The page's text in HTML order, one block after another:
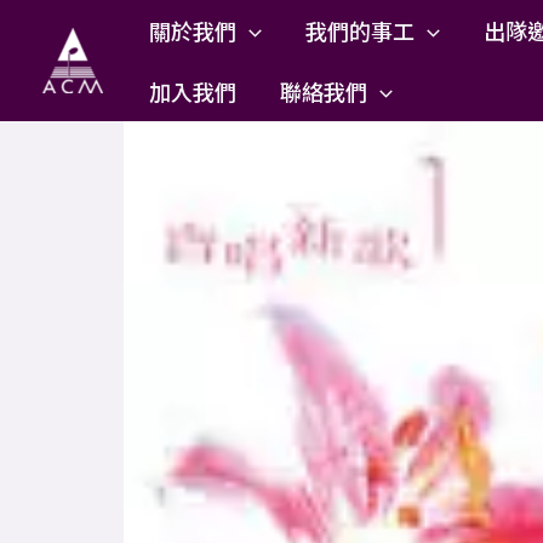
content
關於我們 我們的事工
出隊
加入我們
聯絡我們